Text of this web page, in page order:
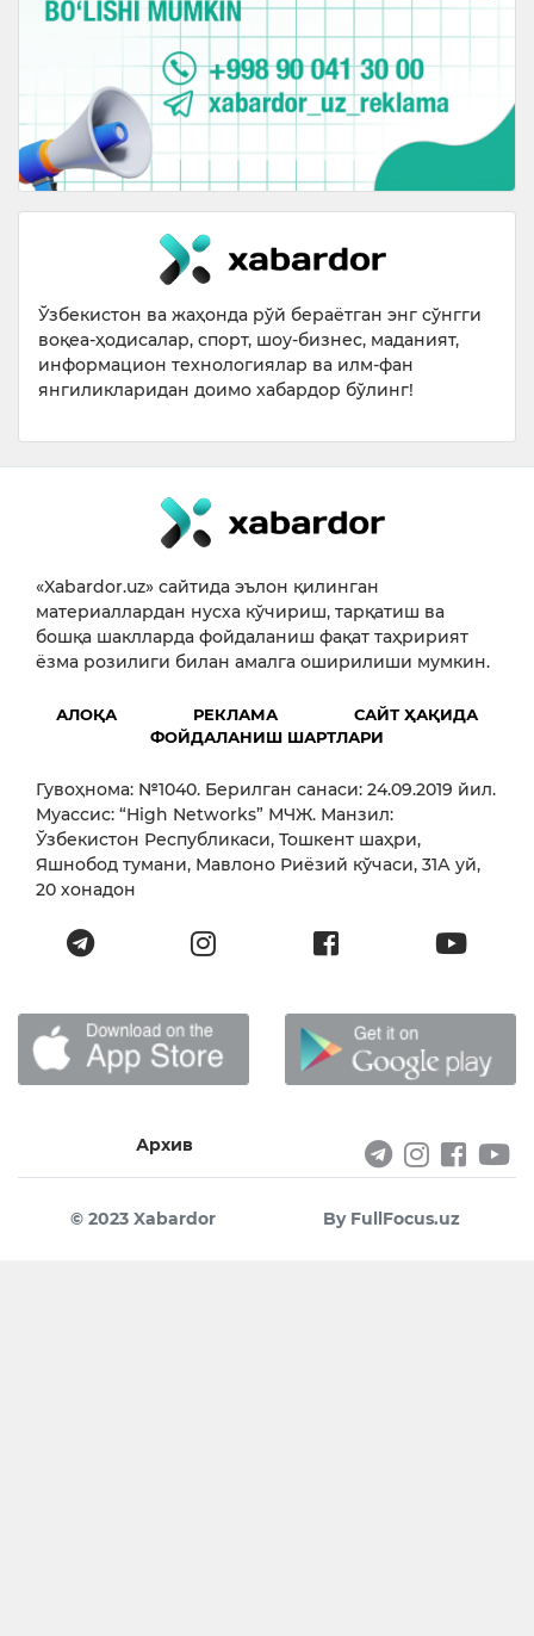
Ўзбекистон ва жаҳонда рўй бераётган энг сўнгги
воқеа-ҳодисалар, спорт, шоу-бизнес, маданият,
информацион технологиялар ва илм-фан
янгиликларидан доимо хабардор бўлинг!
«Xabardor.uz» сайтида эълон қилинган
материаллардан нусха кўчириш, тарқатиш ва
бошқа шаклларда фойдаланиш фақат таҳририят
ёзма розилиги билан амалга оширилиши мумкин.
АЛОҚА РЕКЛАМА
САЙТ ҲАҚИДА
ФОЙДАЛАНИШ ШАРТЛАРИ
Гувоҳнома: №1040. Берилган санаси: 24.09.2019 йил.
Муассис: “High Networks” МЧЖ. Манзил:
Ўзбекистон Республикаси, Тошкент шаҳри,
Яшнобод тумани, Мавлоно Риёзий кўчаси, 31А уй,
20 хонадон
Архив
© 2023 Xabardor By FullFocus.uz